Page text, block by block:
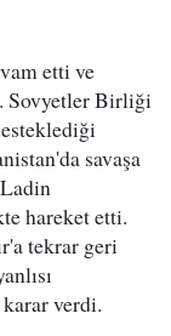
etti ve
Sovyetler Birliği
savaşa
hareket etti.
tekrar geri
verdi.